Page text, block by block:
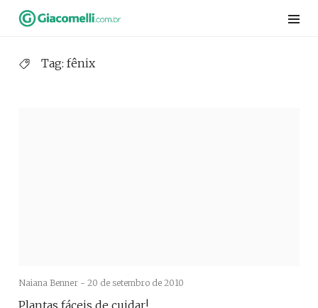
Skip
Tag: fênix
Naiana Benner - 20 de setembro de 2010
Plantas fáceis de cuidar!